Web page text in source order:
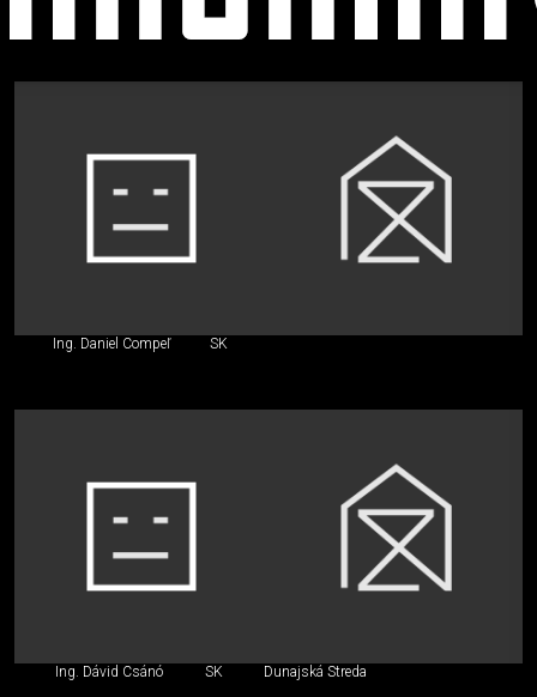
špecialista
Ing. Daniel Compeľ SK
Ing. Dávid Csánó SK Dunajská Streda